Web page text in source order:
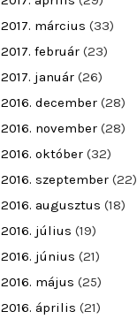
2017. március (33)
2017. február (23)
2017. január (26)
2016. december (28)
2016. november (28)
2016. október (32)
2016. szeptember (22)
2016. augusztus (18)
2016. július (19)
2016. június (21)
2016. május (25)
2016. április (21)